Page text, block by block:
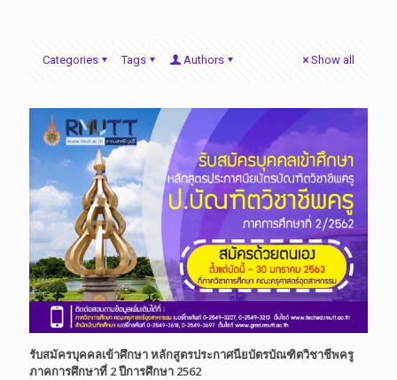
Categories Tags Authors Show all
รับสมัครบุคคลเข้าศึกษา หลักสูตรประกาศนียบัตรบัณฑิตวิชาชีพครู
ภาคการศึกษาที่ 2 ปีการศึกษา 2562